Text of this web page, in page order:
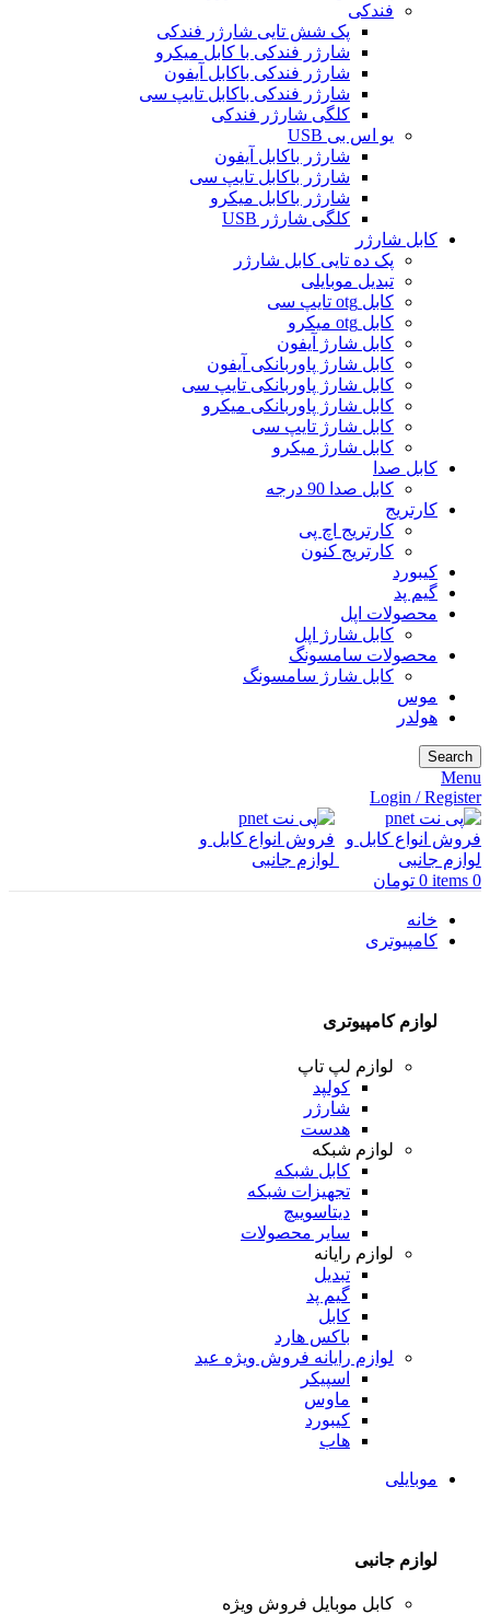
فندکی
پک شش تایی شارژر فندکی
شارژر فندکی با کابل میکرو
شارژر فندکی باکابل آیفون
شارژر فندکی باکابل تایپ سی
کلگی شارژر فندکی
یو اس بی USB
شارژر باکابل آیفون
شارژر باکابل تایپ سی
شارژر باکابل میکرو
کلگی شارژر USB
کابل شارژر
پک ده تایی کابل شارژر
تبدیل موبایلی
کابل otg تایپ سی
کابل otg میکرو
کابل شارژ آیفون
کابل شارژ پاوربانکی آیفون
کابل شارژ پاوربانکی تایپ سی
کابل شارژ پاوربانکی میکرو
کابل شارژ تایپ سی
کابل شارژ میکرو
کابل صدا
کابل صدا 90 درجه
کارتریج
کارتریج اچ پی
کارتریج کنون
کیبورد
گیم پد
محصولات اپل
کابل شارژ اپل
محصولات سامسونگ
کابل شارژ سامسونگ
موس
هولدر
Search
Menu
Login / Register
0
items
0 تومان
خانه
کامپیوتری
لوازم کامپیوتری
لوازم لپ تاپ
کولپد
شارژر
هدست
لوازم شبکه
کابل شبکه
تجهیزات شبکه
دیتاسوییچ
سایر محصولات
لوازم رایانه
تبدیل
گیم پد
کابل
باکس هارد
لوازم رایانه فروش ویژه عید
اسپیکر
ماوس
کیبورد
هاب
موبایلی
لوازم جانبی
کابل موبایل فروش ویژه